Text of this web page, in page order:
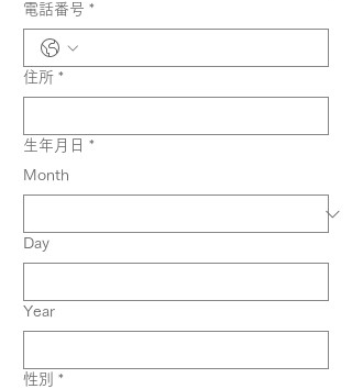
電話番号 *
住所 *
生年月日 *
Month
Day
Year
性別 *